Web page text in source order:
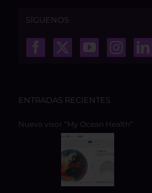
SÍGUENOS
ENTRADAS RECIENTES
Nuevo visor “My Ocean Health”